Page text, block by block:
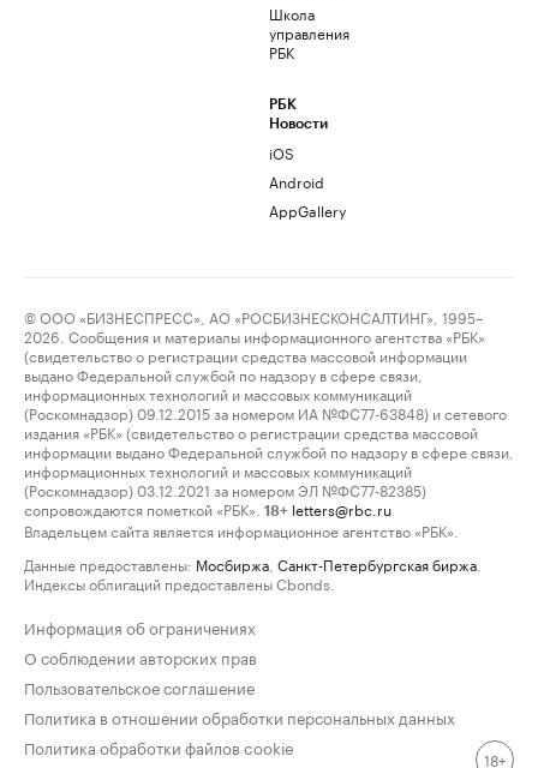
Школа
управления
РБК
РБК
Новости
iOS
Android
AppGallery
© ООО «БИЗНЕСПРЕСС», АО «РОСБИЗНЕСКОНСАЛТИНГ», 1995–
2026. Сообщения и материалы информационного агентства «РБК»
(свидетельство о регистрации средства массовой информации
выдано Федеральной службой по надзору в сфере связи,
информационных технологий и массовых коммуникаций
(Роскомнадзор) 09.12.2015 за номером ИА №ФС77-63848) и сетевого
издания «РБК» (свидетельство о регистрации средства массовой
информации выдано Федеральной службой по надзору в сфере связи,
информационных технологий и массовых коммуникаций
(Роскомнадзор) 03.12.2021 за номером ЭЛ №ФС77-82385)
сопровождаются пометкой «РБК».
18+ letters@rbc.ru
Владельцем сайта является информационное агентство «РБК».
Данные предоставлены: Мосбиржа Санкт-Петербургская биржа
Индексы облигаций предоставлены Cbonds.
Информация об ограничениях
О соблюдении авторских прав
Пользовательское соглашение
Политика в отношении обработки персональных данных
Политика обработки файлов cookie
18+